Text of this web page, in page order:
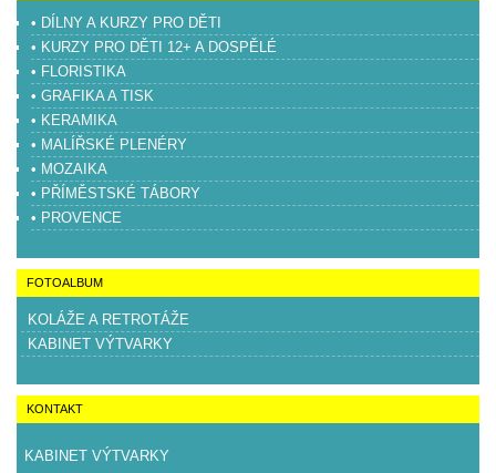
• DÍLNY A KURZY PRO DĚTI
• KURZY PRO DĚTI 12+ A DOSPĚLÉ
• FLORISTIKA
• GRAFIKA A TISK
• KERAMIKA
• MALÍŘSKÉ PLENÉRY
• MOZAIKA
• PŘÍMĚSTSKÉ TÁBORY
• PROVENCE
FOTOALBUM
KOLÁŽE A RETROTÁŽE
KABINET VÝTVARKY
KONTAKT
KABINET VÝTVARKY